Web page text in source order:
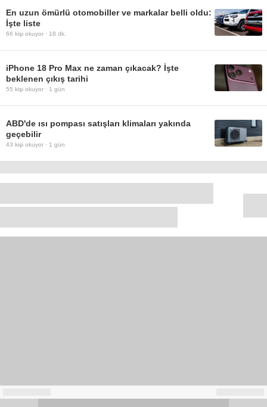
En uzun ömürlü otomobiller ve markalar belli oldu:
İşte liste
66 kişi okuyor · 18 dk.
iPhone 18 Pro Max ne zaman çıkacak? İşte
beklenen çıkış tarihi
55 kişi okuyor · 1 gün
ABD'de ısı pompası satışları klimaları yakında
geçebilir
43 kişi okuyor · 1 gün